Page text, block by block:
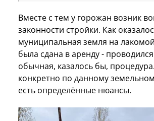
Вместе с тем у горожан возник
законности стройки. Как
муниципальная земля на
была сдана в аренду -
обычная, казалось бы,
конкретно по данному
есть определённые нюансы.